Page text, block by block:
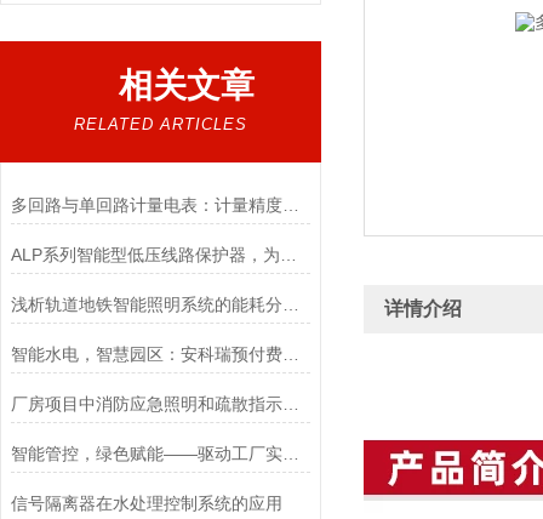
相关文章
RELATED ARTICLES
多回路与单回路计量电表：计量精度与数据采集逻辑深度解析
智能水电，智慧园区：安科瑞预付费方案开启物流园区新未来
厂房项目中消防应急照明和疏散指示系统的应用
信号隔离器在水处理控制系统的应用
详情介绍